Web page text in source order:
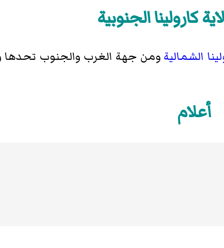
ويليامسبورغ
يورككارولينا الجنوبية
الشماليةومن جهة الغرب والجنوب تحدها
أعلام